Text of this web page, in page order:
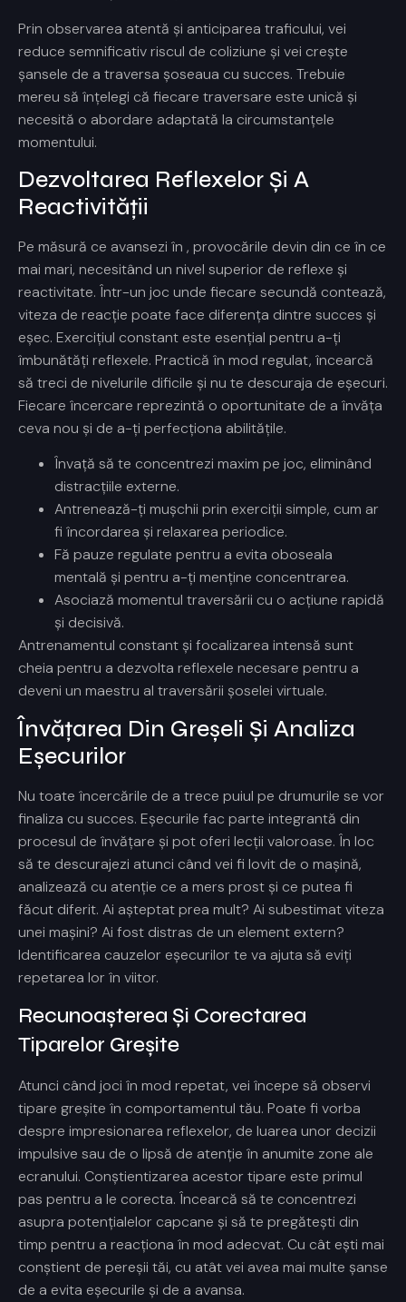
Prin observarea atentă și anticiparea traficului, vei
reduce semnificativ riscul de coliziune și vei crește
șansele de a traversa șoseaua cu succes. Trebuie
mereu să înțelegi că fiecare traversare este unică și
necesită o abordare adaptată la circumstanțele
momentului.
Dezvoltarea Reflexelor Și A
Reactivității
Pe măsură ce avansezi în , provocările devin din ce în ce
mai mari, necesitând un nivel superior de reflexe și
reactivitate. Într-un joc unde fiecare secundă contează,
viteza de reacție poate face diferența dintre succes și
eșec. Exercițiul constant este esențial pentru a-ți
îmbunătăți reflexele. Practică în mod regulat, încearcă
să treci de nivelurile dificile și nu te descuraja de eșecuri.
Fiecare încercare reprezintă o oportunitate de a învăța
ceva nou și de a-ți perfecționa abilitățile.
Învață să te concentrezi maxim pe joc, eliminând
distracțiile externe.
Antrenează-ți mușchii prin exerciții simple, cum ar
fi încordarea și relaxarea periodice.
Fă pauze regulate pentru a evita oboseala
mentală și pentru a-ți menține concentrarea.
Asociază momentul traversării cu o acțiune rapidă
și decisivă.
Antrenamentul constant și focalizarea intensă sunt
cheia pentru a dezvolta reflexele necesare pentru a
deveni un maestru al traversării șoselei virtuale.
Învățarea Din Greșeli Și Analiza
Eșecurilor
Nu toate încercările de a trece puiul pe drumurile se vor
finaliza cu succes. Eșecurile fac parte integrantă din
procesul de învățare și pot oferi lecții valoroase. În loc
să te descurajezi atunci când vei fi lovit de o mașină,
analizează cu atenție ce a mers prost și ce putea fi
făcut diferit. Ai așteptat prea mult? Ai subestimat viteza
unei mașini? Ai fost distras de un element extern?
Identificarea cauzelor eșecurilor te va ajuta să eviți
repetarea lor în viitor.
Recunoașterea Și Corectarea
Tiparelor Greșite
Atunci când joci în mod repetat, vei începe să observi
tipare greșite în comportamentul tău. Poate fi vorba
despre impresionarea reflexelor, de luarea unor decizii
impulsive sau de o lipsă de atenție în anumite zone ale
ecranului. Conștientizarea acestor tipare este primul
pas pentru a le corecta. Încearcă să te concentrezi
asupra potențialelor capcane și să te pregătești din
timp pentru a reacționa în mod adecvat. Cu cât ești mai
conștient de pereșii tăi, cu atât vei avea mai multe șanse
de a evita eșecurile și de a avansa.